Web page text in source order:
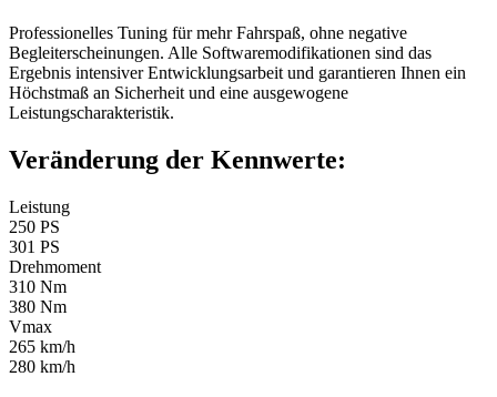
Professionelles Tuning für mehr Fahrspaß, ohne negative
Begleiterscheinungen. Alle Softwaremodifikationen sind das
Ergebnis intensiver Entwicklungsarbeit und garantieren Ihnen ein
Höchstmaß an Sicherheit und eine ausgewogene
Leistungscharakteristik.
Veränderung der Kennwerte:
Leistung
250 PS
301 PS
Drehmoment
310 Nm
380 Nm
Vmax
265 km/h
280 km/h